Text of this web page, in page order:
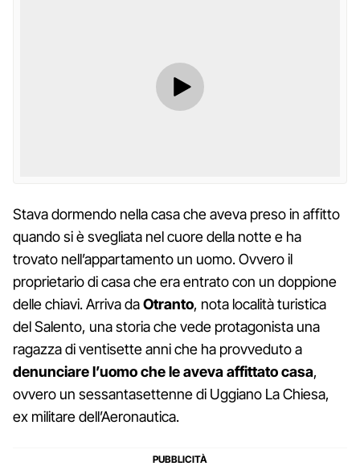
Stava dormendo nella casa che aveva preso in affitto
quando si è svegliata nel cuore della notte e ha
trovato nell’appartamento un uomo. Ovvero il
proprietario di casa che era entrato con un doppione
delle chiavi. Arriva daOtranto, nota località turistica
del Salento, una storia che vede protagonista una
ragazza di ventisette anni che ha provveduto a
denunciare l’uomo che le aveva affittato casa,
ovvero un sessantasettenne di Uggiano La Chiesa,
ex militare dell’Aeronautica.